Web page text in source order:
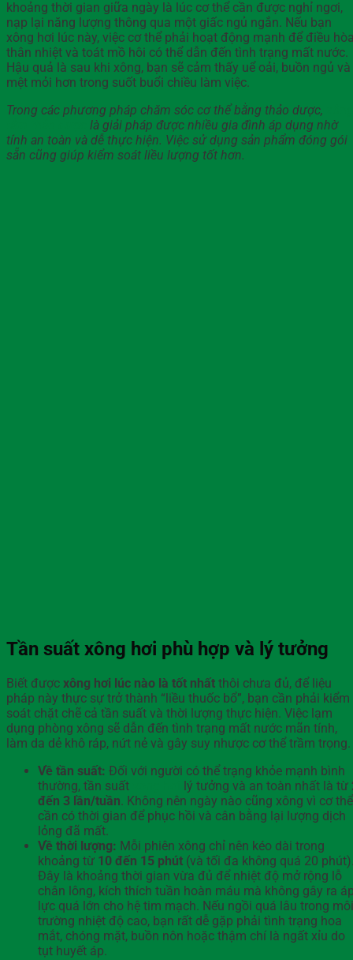
khoảng thời gian giữa ngày là lúc cơ thể cần được nghỉ ngơi,
nạp lại năng lượng thông qua một giấc ngủ ngắn. Nếu bạn
xông hơi lúc này, việc cơ thể phải hoạt động mạnh để điều
thân nhiệt và toát mồ hôi có thể dẫn đến tình trạng mất nước.
Hậu quả là sau khi xông, bạn sẽ cảm thấy uể oải, buồn ngủ và
mệt mỏi hơn trong suốt buổi chiều làm việc.
Trong các phương pháp chăm sóc cơ thể bằng thảo dược,
là giải pháp được nhiều gia đình áp dụng nhờ
tính an toàn và dễ thực hiện. Việc sử dụng sản phẩm đóng gói
sẵn cũng giúp kiểm soát liều lượng tốt hơn.
Tần suất xông hơi phù hợp và lý tưởng
Biết được xông hơi lúc nào là tốt nhất thôi chưa đủ, để liệu
pháp này thực sự trở thành “liều thuốc bổ”, bạn cần phải kiểm
soát chặt chẽ cả tần suất và thời lượng thực hiện. Việc lạm
dụng phòng xông sẽ dẫn đến tình trạng mất nước mãn tính,
làm da dẻ khô ráp, nứt nẻ và gây suy nhược cơ thể trầm trọng.
Về tần suất: Đối với người có thể trạng khỏe mạnh bình
thường, tần suất
lý tưởng và an toàn nhất là từ
đến 3 lần/tuần. Không nên ngày nào cũng xông vì cơ thể
cần có thời gian để phục hồi và cân bằng lại lượng dịch
lỏng đã mất.
Về thời lượng: Mỗi phiên xông chỉ nên kéo dài trong
khoảng từ 10 đến 15 phút (và tối đa không quá 20
Đây là khoảng thời gian vừa đủ để nhiệt độ mở rộng lỗ
chân lông, kích thích tuần hoàn máu mà không gây ra
lực quá lớn cho hệ tim mạch. Nếu ngồi quá lâu trong môi
trường nhiệt độ cao, bạn rất dễ gặp phải tình trạng hoa
mắt, chóng mặt, buồn nôn hoặc thậm chí là ngất xỉu do
tụt huyết áp.